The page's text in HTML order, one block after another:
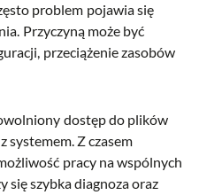
problem pojawia się
Przyczyną może być
przeciążenie zasobów
dostęp do plików
systemem. Z czasem
pracy na wspólnych
się szybka diagnoza oraz